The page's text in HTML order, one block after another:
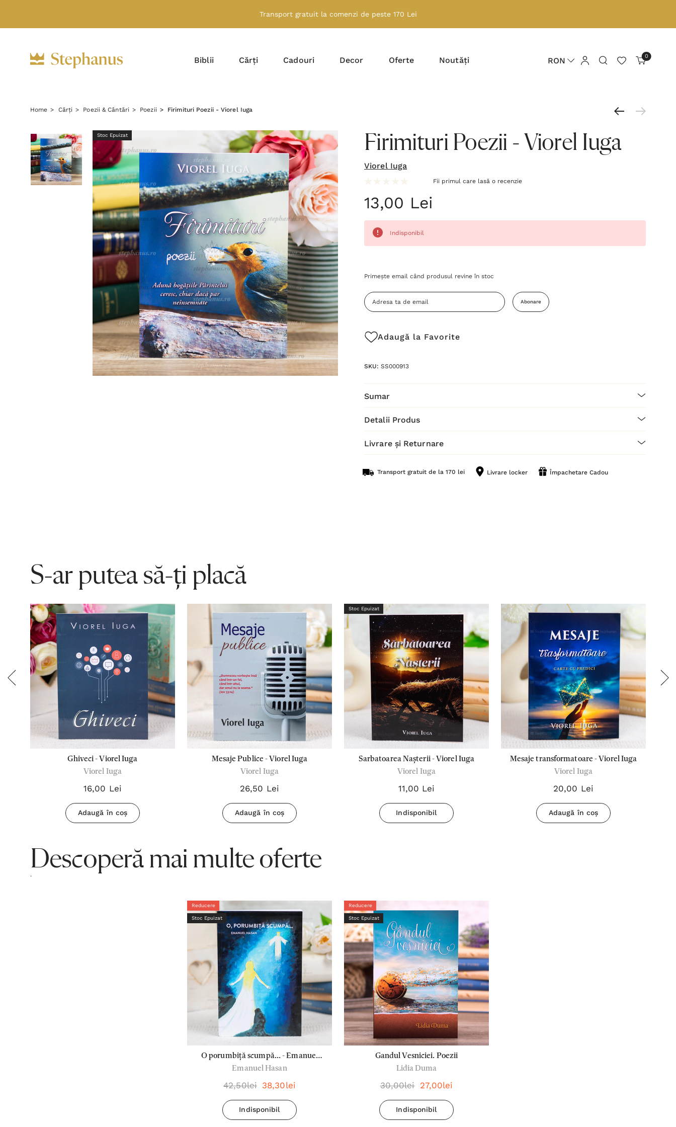
Transport gratuit la comenzi de peste 170 Lei
Biblii Cărți Cadouri Decor Oferte Noutăți RON 0
Home Cărți Poezii & Cântări Poezii Firimituri Poezii - Viorel Iuga
Stoc Epuizat Firimituri Poezii - Viorel Iuga
Viorel Iuga
Fii primul care lasă o recenzie
13,00 Lei
Indisponibil
Grăbește-
Stocul
curent
Primește email când produsul revine în stoc
Abonare
Adaugă la Favorite
SKU: SS000913
Sumar
Detalii Produs
Livrare și Returnare
Transport gratuit de la 170 lei Livrare locker Împachetare Cadou
S-ar putea să-ți placă
Ghiveci - Viorel Iuga
Viorel Iuga
16,00 Lei
Adaugă în coș
Mesaje Publice - Viorel Iuga
Viorel Iuga
26,50 Lei
Adaugă în coș
Stoc Epuizat
Sarbatoarea Nașterii - Viorel Iuga
Viorel Iuga
11,00 Lei
Indisponibil
Mesaje transformatoare - Viorel Iuga
Viorel Iuga
20,00 Lei
Adaugă în coș
Descoperă mai multe oferte
.
Reducere
Stoc Epuizat
O porumbiță scumpă... - Emanuel
Hasan
Emanuel Hasan
42,50lei 38,30lei
Indisponibil
Reducere
Stoc Epuizat
Gandul Vesniciei. Poezii
Lidia Duma
30,00lei 27,00lei
Indisponibil